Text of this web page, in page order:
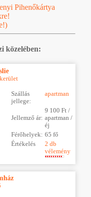
Pihenőkártya
közelében:
Szállás
jellege:
apartman
Jellemző ár:
9 100 Ft /
apartman /
éj
Férőhelyek: 65 fő
Értékelés
2 db
vélemény